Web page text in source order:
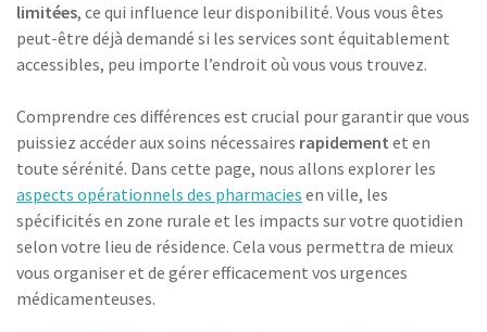
limitées, ce qui influence leur disponibilité. Vous vous êtes
peut-être déjà demandé si les services sont équitablement
accessibles, peu importe l’endroit où vous vous trouvez.
Comprendre ces différences est crucial pour garantir que vous
puissiez accéder aux soins nécessaires rapidement et en
toute sérénité. Dans cette page, nous allons explorer les
aspects opérationnels des pharmacies en ville, les
spécificités en zone rurale et les impacts sur votre quotidien
selon votre lieu de résidence. Cela vous permettra de mieux
vous organiser et de gérer efficacement vos urgences
médicamenteuses.